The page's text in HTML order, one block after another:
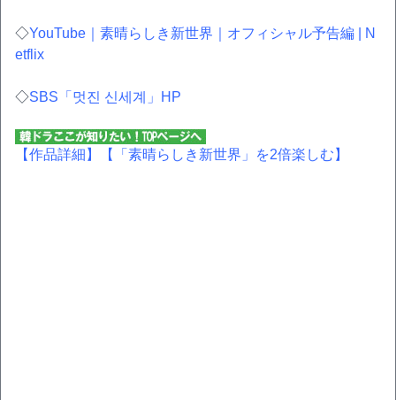
◇YouTube｜素晴らしき新世界｜オフィシャル予告編 | N
etflix
◇SBS「멋진 신세계」HP
【作品詳細】 【「素晴らしき新世界」を2倍楽しむ】